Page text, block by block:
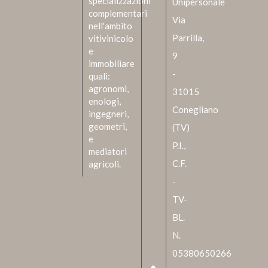
complementari
nell'ambito
vitivinicolo
e
immobiliare
quali:
agronomi,
enologi,
ingegneri,
geometri,
e
mediatori
agricoli.
Via
Parrilla,
9
-
31015
Conegliano
(TV)
P.I.,
C.F.
-
TV-
BL.
N.
05380650266